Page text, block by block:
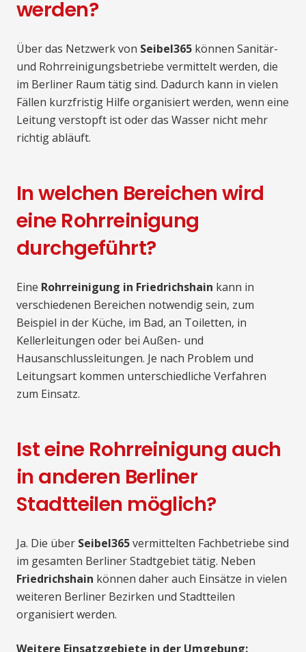
werden?
Über das Netzwerk von Seibel365 können Sanitär-
und Rohrreinigungsbetriebe vermittelt werden, die
im Berliner Raum tätig sind. Dadurch kann in vielen
Fällen kurzfristig Hilfe organisiert werden, wenn eine
Leitung verstopft ist oder das Wasser nicht mehr
richtig abläuft.
In welchen Bereichen wird
eine Rohrreinigung
durchgeführt?
Eine Rohrreinigung in Friedrichshain kann in
verschiedenen Bereichen notwendig sein, zum
Beispiel in der Küche, im Bad, an Toiletten, in
Kellerleitungen oder bei Außen- und
Hausanschlussleitungen. Je nach Problem und
Leitungsart kommen unterschiedliche Verfahren
zum Einsatz.
Ist eine Rohrreinigung auch
in anderen Berliner
Stadtteilen möglich?
Ja. Die über Seibel365vermittelten Fachbetriebe sind
im gesamten Berliner Stadtgebiet tätig. Neben
Friedrichshain können daher auch Einsätze in vielen
weiteren Berliner Bezirken und Stadtteilen
organisiert werden.
Weitere Einsatzgebiete in der Umgebung: